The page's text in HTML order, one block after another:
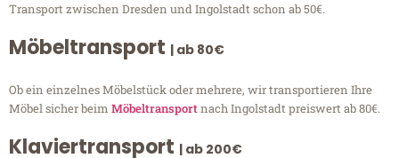
Transport zwischen Dresden und Ingolstadt schon ab 50€.
Möbeltransport | ab 80€
Ob ein einzelnes Möbelstück oder mehrere, wir transportieren Ihre
Möbel sicher beim Möbeltransportnach Ingolstadt preiswert ab 80€.
Klaviertransport | ab 200€